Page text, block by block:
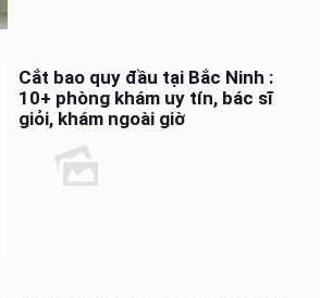
Cắt bao quy đầu tại Bắc Ninh :
10+ phòng khám uy tín, bác sĩ
giỏi, khám ngoài giờ